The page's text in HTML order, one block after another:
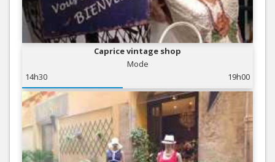
Caprice vintage shop
Mode
14h30
19h00